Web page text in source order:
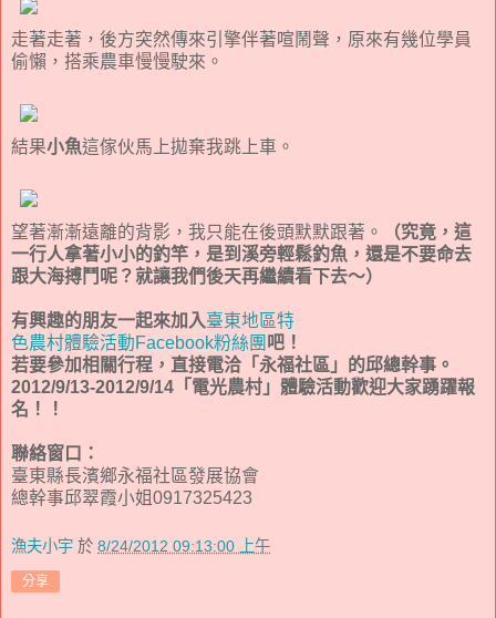
走著走著，後方突然傳來引擎伴著喧鬧聲，原來有幾位學員
偷懶，搭乘農車慢慢駛來。
結果小魚這傢伙馬上拋棄我跳上車。
望著漸漸遠離的背影，我只能在後頭默默跟著。
（究竟，這
一行人拿著小小的釣竿，是到溪旁輕鬆釣魚，還是不要命去
跟大海搏鬥呢？就讓我們後天再繼續看下去～）
有興趣的朋友一起來加入臺東地區特
色農村體驗活動Facebook粉絲團 吧！
若要參加相關行程，直接電洽「永福社區」的邱總幹事。
2012/9/13-2012/9/14「電光農村」體驗活動歡迎大家踴躍報
名！！
聯絡窗口：
臺東縣長濱鄉永福社區發展協會
總幹事邱翠霞小姐0917325423
漁夫小宇 於 8/24/2012 09:13:00 上午
分享